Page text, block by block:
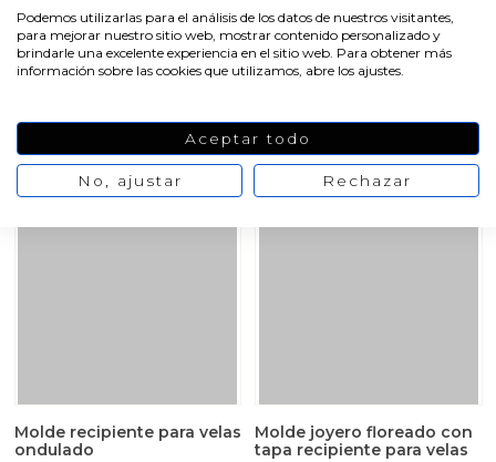
Molde recipiente para velas
sencillo con tapa
VER PRODUCTO
Molde recipiente para velas
apícola
VER PRODUCTO
-20%
Molde recipiente para velas
ondulado
-20%
Molde joyero floreado con
tapa recipiente para velas
Podemos utilizarlas para el análisis de los datos de nuestros visitantes,
para mejorar nuestro sitio web, mostrar contenido personalizado y
brindarle una excelente experiencia en el sitio web. Para obtener más
información sobre las cookies que utilizamos, abre los ajustes.
Aceptar todo
No, ajustar Rechazar